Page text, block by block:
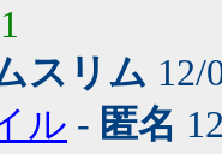
スリム 12/
ル - 匿名